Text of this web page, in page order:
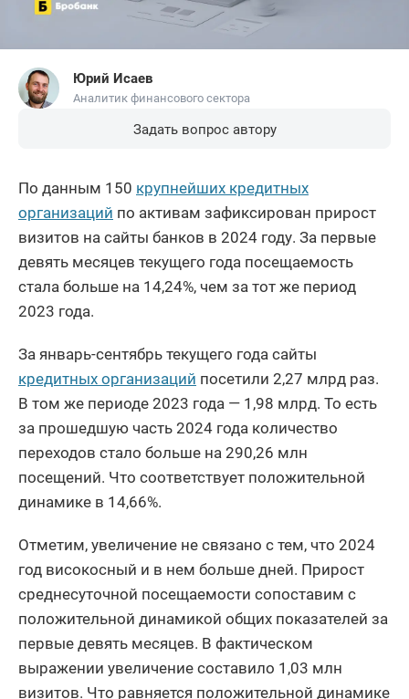
Юрий Исаев
Аналитик финансового сектора
Задать вопрос автору
По данным 150 крупнейших кредитных
организаций по активам зафиксирован прирост
визитов на сайты банков в 2024 году. За первые
девять месяцев текущего года посещаемость
стала больше на 14,24%, чем за тот же период
2023 года.
За январь-сентябрь текущего года сайты
кредитных организаций посетили 2,27 млрд раз.
В том же периоде 2023 года — 1,98 млрд. То есть
за прошедшую часть 2024 года количество
переходов стало больше на 290,26 млн
посещений. Что соответствует положительной
динамике в 14,66%.
Отметим, увеличение не связано с тем, что 2024
год високосный и в нем больше дней. Прирост
среднесуточной посещаемости сопоставим с
положительной динамикой общих показателей за
первые девять месяцев. В фактическом
выражении увеличение составило 1,03 млн
визитов. Что равняется положительной динамике